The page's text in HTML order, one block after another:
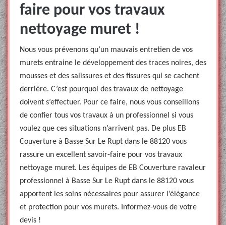
faire pour vos travaux
nettoyage muret !
Nous vous prévenons qu’un mauvais entretien de vos
murets entraine le développement des traces noires, des
mousses et des salissures et des fissures qui se cachent
derrière. C’est pourquoi des travaux de nettoyage
doivent s’effectuer. Pour ce faire, nous vous conseillons
de confier tous vos travaux à un professionnel si vous
voulez que ces situations n’arrivent pas. De plus EB
Couverture à Basse Sur Le Rupt dans le 88120 vous
rassure un excellent savoir-faire pour vos travaux
nettoyage muret. Les équipes de EB Couverture ravaleur
professionnel à Basse Sur Le Rupt dans le 88120 vous
apportent les soins nécessaires pour assurer l’élégance
et protection pour vos murets. Informez-vous de votre
devis !